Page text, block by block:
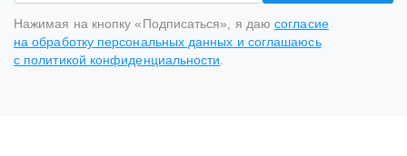
Нажимая на кнопку «Подписаться», я даюсогласие
на обработку персональных данных и соглашаюсь
с политикой конфиденциальности